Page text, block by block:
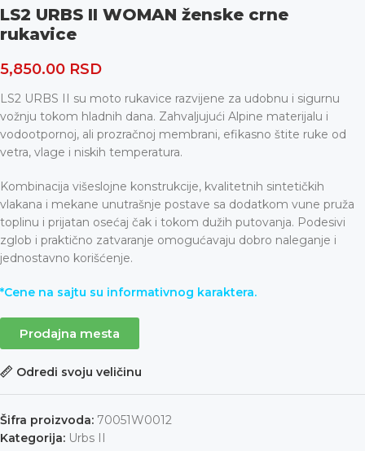
LS2 URBS II WOMAN ženske crne
rukavice
5,850.00 RSD
LS2 URBS II su moto rukavice razvijene za udobnu i sigurnu
vožnju tokom hladnih dana. Zahvaljujući Alpine materijalu i
vodootpornoj, ali prozračnoj membrani, efikasno štite ruke od
vetra, vlage i niskih temperatura.
Kombinacija višeslojne konstrukcije, kvalitetnih sintetičkih
vlakana i mekane unutrašnje postave sa dodatkom vune pruža
toplinu i prijatan osećaj čak i tokom dužih putovanja. Podesivi
zglob i praktično zatvaranje omogućavaju dobro naleganje i
jednostavno korišćenje.
*Cene na sajtu su informativnog karaktera.
Prodajna mesta
Odredi svoju veličinu
Šifra proizvoda: 70051W0012
Kategorija: Urbs II